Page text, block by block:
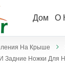
Дом О
На Крыше
Задние Ножки Для